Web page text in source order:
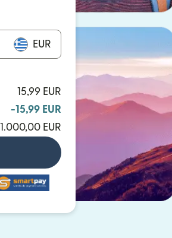
EUR
15,99 EUR
-15,99 EUR
1.000,00 EUR